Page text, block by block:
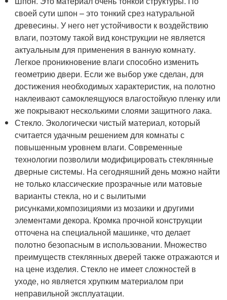
своей сути шпон – это тонкий срез натуральной
древесины. У него нет устойчивости к воздействию
влаги, поэтому такой вид конструкции не является
актуальным для применения в ванную комнату.
Легкое проникновение влаги способно изменить
геометрию двери. Если же выбор уже сделан, для
достижения необходимых характеристик, на полотно
наклеивают самоклеящуюся влагостойкую пленку или
же покрывают несколькими слоями защитного лака.
Стекло. Экологически чистый материал, который
считается удачным решением для комнаты с
повышенным уровнем влаги. Современные
технологии позволили модифицировать стеклянные
дверные системы. На сегодняшний день можно найти
не только классические прозрачные или матовые
варианты стекла, но и с вылитыми
рисунками,композициями из мозаики и другими
элементами декора. Кромка прочной конструкции
отточена на специальной машинке, что делает
полотно безопасным в использовании. Множество
преимуществ стеклянных дверей также отражаются и
на цене изделия. Стекло не имеет сложностей в
уходе, но является хрупким материалом при
неправильной эксплуатации.